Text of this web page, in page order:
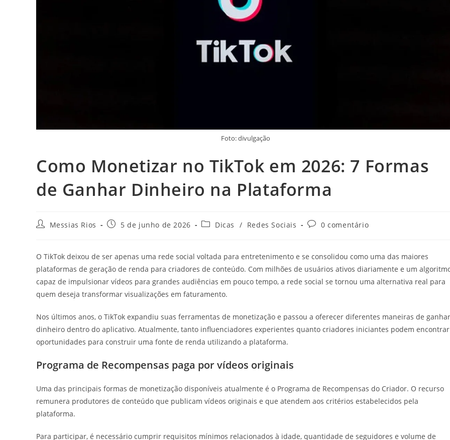
Foto: divulgação
Como Monetizar no TikTok em 2026: 7 Formas
de Ganhar Dinheiro na Plataforma
AutorMessias Rios
Post5 de junho de 2026
Categoria
Dicas / Redes Sociais
Comentários
0 comentário
O TikTok deixou de ser apenas uma rede social voltada para entretenimento e se consolidou como uma das maiores
plataformas de geração de renda para criadores de conteúdo. Com milhões de usuários ativos diariamente e um
capaz de impulsionar vídeos para grandes audiências em pouco tempo, a rede social se tornou uma alternativa real para
quem deseja transformar visualizações em faturamento.
Nos últimos anos, o TikTok expandiu suas ferramentas de monetização e passou a oferecer diferentes maneiras de ganhar
dinheiro dentro do aplicativo. Atualmente, tanto influenciadores experientes quanto criadores iniciantes podem encontrar
oportunidades para construir uma fonte de renda utilizando a plataforma.
Programa de Recompensas paga por vídeos originais
Uma das principais formas de monetização disponíveis atualmente é o Programa de Recompensas do Criador. O recurso
remunera produtores de conteúdo que publicam vídeos originais e que atendem aos critérios estabelecidos pela
plataforma.
Para participar, é necessário cumprir requisitos mínimos relacionados à idade, quantidade de seguidores e volume de